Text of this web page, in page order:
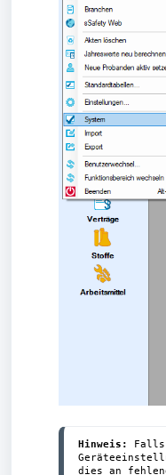
Hinweis:
Falls
dies an